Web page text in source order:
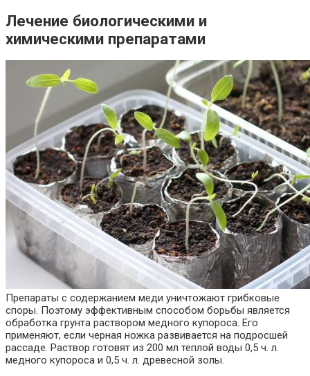
Лечение биологическими и
химическими препаратами
Препараты с содержанием меди уничтожают грибковые
споры. Поэтому эффективным способом борьбы является
обработка грунта раствором медного купороса. Его
применяют, если черная ножка развивается на подросшей
рассаде. Раствор готовят из 200 мл теплой воды 0,5 ч. л.
медного купороса и 0,5 ч. л. древесной золы.